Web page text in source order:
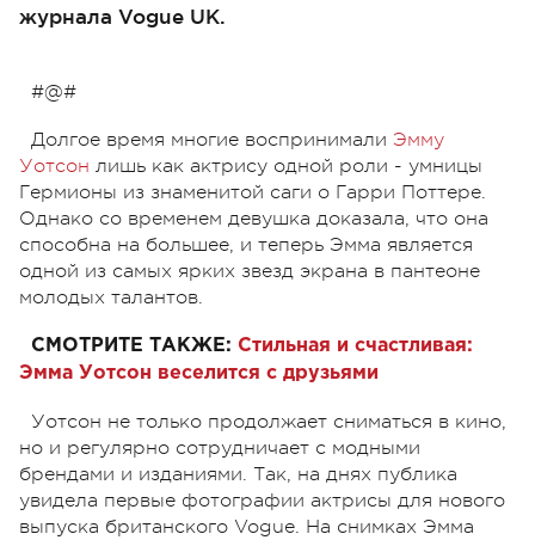
журнала Vogue UK.
#@#
Долгое время многие воспринимали Эмму
Уотсон лишь как актрису одной роли - умницы
Гермионы из знаменитой саги о Гарри Поттере.
Однако со временем девушка доказала, что она
способна на большее, и теперь Эмма является
одной из самых ярких звезд экрана в пантеоне
молодых талантов.
СМОТРИТЕ ТАКЖЕ: Стильная и счастливая:
Эмма Уотсон веселится с друзьями
Уотсон не только продолжает сниматься в кино,
но и регулярно сотрудничает с модными
брендами и изданиями. Так, на днях публика
увидела первые фотографии актрисы для нового
выпуска британского Vogue. На снимках Эмма